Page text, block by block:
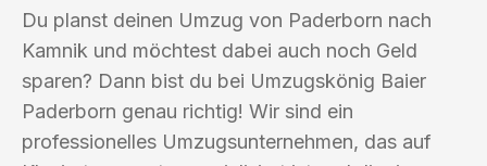
Du planst deinen Umzug von Paderborn nach
Kamnik und möchtest dabei auch noch Geld
sparen? Dann bist du bei Umzugskönig Baier
Paderborn genau richtig! Wir sind ein
professionelles Umzugsunternehmen, das auf